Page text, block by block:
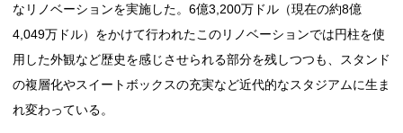
なリノベーションを実施した。6億3,200万ドル（現在の約8億
4,049万ドル）をかけて行われたこのリノベーションでは円柱を使
用した外観など歴史を感じさせられる部分を残しつつも、スタンド
の複層化やスイートボックスの充実など近代的なスタジアムに生ま
れ変わっている。